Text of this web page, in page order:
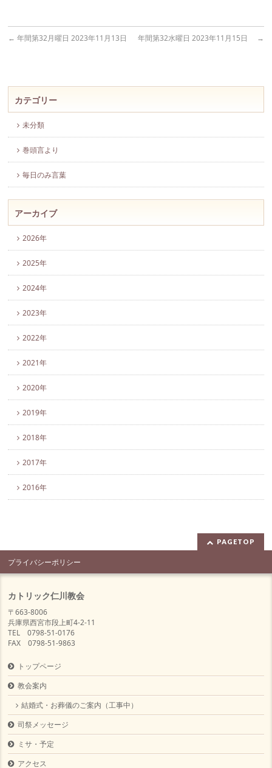
← 年間第32月曜日 2023年11月13日 年間第32水曜日 2023年11月15日 →
カテゴリー
未分類
巻頭言より
毎日のみ言葉
アーカイブ
2026年
2025年
2024年
2023年
2022年
2021年
2020年
2019年
2018年
2017年
2016年
PAGETOP
プライバシーポリシー
カトリック仁川教会
〒663-8006
兵庫県西宮市段上町4-2-11
TEL 0798-51-0176
FAX 0798-51-9863
トップページ
教会案内
結婚式・お葬儀のご案内（工事中）
司祭メッセージ
ミサ・予定
アクセス